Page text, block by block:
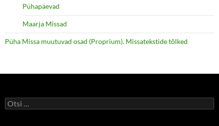
Pühapäevad
Maarja Missad
Püha Missa muutuvad osad (Proprium). Missatekstide tõlked
Otsi: